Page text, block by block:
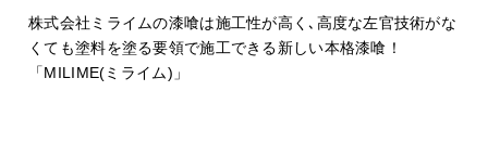
株式会社ミライムの漆喰は施工性が高く､高度な左官技術がな
くても塗料を塗る要領で施工できる新しい本格漆喰！
「MILIME(ミライム)」